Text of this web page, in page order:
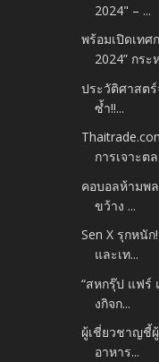
2024" – ...
พร้อมเปิดเทศ
2024” กระ
ประวัติศาสต
ซ้ำ!!...
การเจาะตล
คอบอลห้ามพ
ขว้าง ...
Sen X รุกหนั
และเท...
“สหกรุ๊ป แฟร์
งกิจก...
ผู้เชี่ยวชาญชี้
อาหาร...